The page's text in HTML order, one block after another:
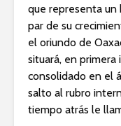
que representa un
par de su
el oriundo de
situará, en primera
consolidado en el
salto al rubro
tiempo atrás le